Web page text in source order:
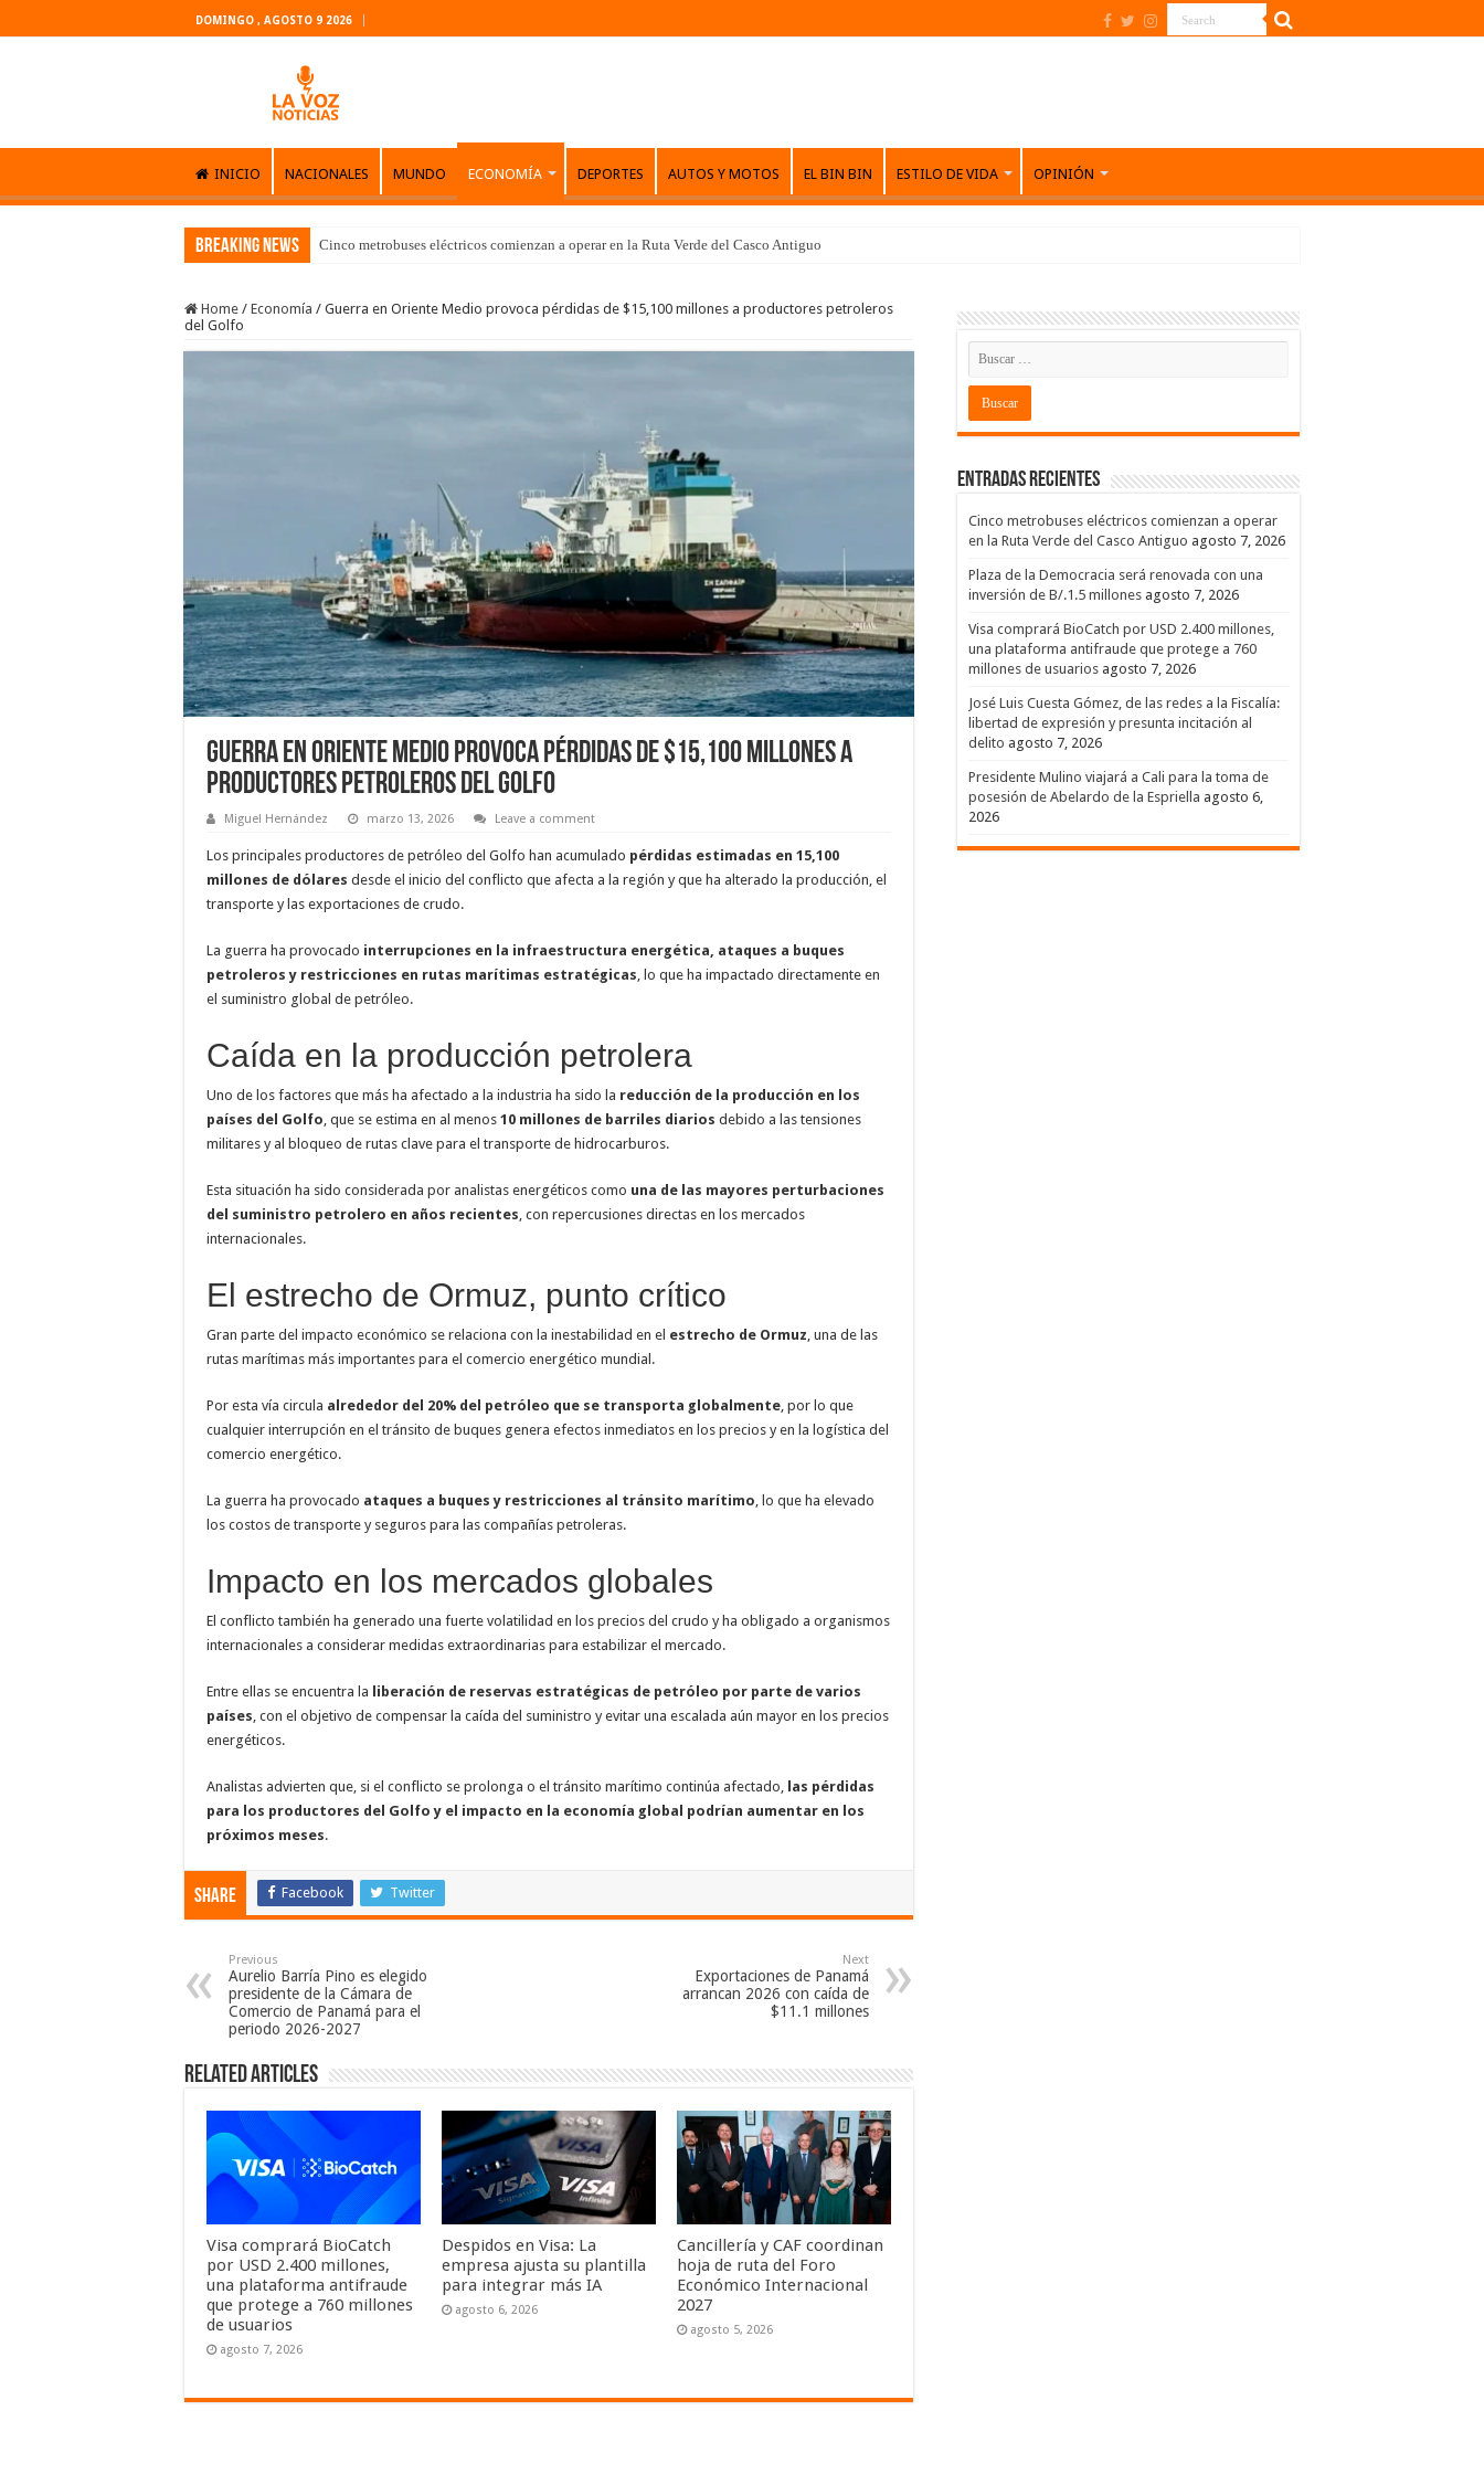
DOMINGO , AGOSTO 9 2026
INICIO NACIONALES MUNDO ECONOMÍA DEPORTES AUTOS Y MOTOS EL BIN BIN ESTILO DE VIDA OPINIÓN
Breaking News Cinco metrobuses eléctricos comienzan a operar en la Ruta Verde del Casco Antiguo
Home / Economía / Guerra en Oriente Medio provoca pérdidas de $15,100 millones a productores petroleros
del Golfo
Guerra en Oriente Medio provoca pérdidas de $15,100 millones a
productores petroleros del Golfo
Miguel Hernández marzo 13, 2026 Leave a comment
Los principales productores de petróleo del Golfo han acumulado pérdidas estimadas en 15,100
millones de dólares desde el inicio del conflicto que afecta a la región y que ha alterado la producción, el
transporte y las exportaciones de crudo.
La guerra ha provocado interrupciones en la infraestructura energética, ataques a buques
petroleros y restricciones en rutas marítimas estratégicas, lo que ha impactado directamente en
el suministro global de petróleo.
Caída en la producción petrolera
Uno de los factores que más ha afectado a la industria ha sido la reducción de la producción en los
países del Golfo, que se estima en al menos 10 millones de barriles diarios debido a las tensiones
militares y al bloqueo de rutas clave para el transporte de hidrocarburos.
Esta situación ha sido considerada por analistas energéticos como una de las mayores perturbaciones
del suministro petrolero en años recientes, con repercusiones directas en los mercados
internacionales.
El estrecho de Ormuz, punto crítico
Gran parte del impacto económico se relaciona con la inestabilidad en el estrecho de Ormuz, una de las
rutas marítimas más importantes para el comercio energético mundial.
Por esta vía circula alrededor del 20% del petróleo que se transporta globalmente, por lo que
cualquier interrupción en el tránsito de buques genera efectos inmediatos en los precios y en la logística del
comercio energético.
La guerra ha provocado ataques a buques y restricciones al tránsito marítimo, lo que ha elevado
los costos de transporte y seguros para las compañías petroleras.
Impacto en los mercados globales
El conflicto también ha generado una fuerte volatilidad en los precios del crudo y ha obligado a organismos
internacionales a considerar medidas extraordinarias para estabilizar el mercado.
Entre ellas se encuentra la liberación de reservas estratégicas de petróleo por parte de varios
países, con el objetivo de compensar la caída del suministro y evitar una escalada aún mayor en los precios
energéticos.
Analistas advierten que, si el conflicto se prolonga o el tránsito marítimo continúa afectado, las pérdidas
para los productores del Golfo y el impacto en la economía global podrían aumentar en los
próximos meses.
Share Facebook Twitter
Previous
Aurelio Barría Pino es elegido
presidente de la Cámara de
Comercio de Panamá para el
periodo 2026-2027
Next
Exportaciones de Panamá
arrancan 2026 con caída de
$11.1 millones
Related Articles
Visa comprará BioCatch
por USD 2.400 millones,
una plataforma antifraude
que protege a 760 millones
de usuarios
agosto 7, 2026
Despidos en Visa: La
empresa ajusta su plantilla
para integrar más IA
agosto 6, 2026
Cancillería y CAF coordinan
hoja de ruta del Foro
Económico Internacional
2027
agosto 5, 2026
Entradas recientes
Cinco metrobuses eléctricos comienzan a operar
en la Ruta Verde del Casco Antiguo agosto 7, 2026
Plaza de la Democracia será renovada con una
inversión de B/.1.5 millones agosto 7, 2026
Visa comprará BioCatch por USD 2.400 millones,
una plataforma antifraude que protege a 760
millones de usuarios agosto 7, 2026
José Luis Cuesta Gómez, de las redes a la Fiscalía:
libertad de expresión y presunta incitación al
delito agosto 7, 2026
Presidente Mulino viajará a Cali para la toma de
posesión de Abelardo de la Espriella agosto 6,
2026